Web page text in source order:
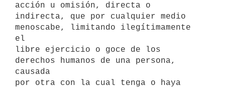
acción u omisión, directa o
indirecta, que por cualquier medio
menoscabe, limitando ilegítimamente
el
libre ejercicio o goce de los
derechos humanos de una persona,
causada
por otra con la cual tenga o haya